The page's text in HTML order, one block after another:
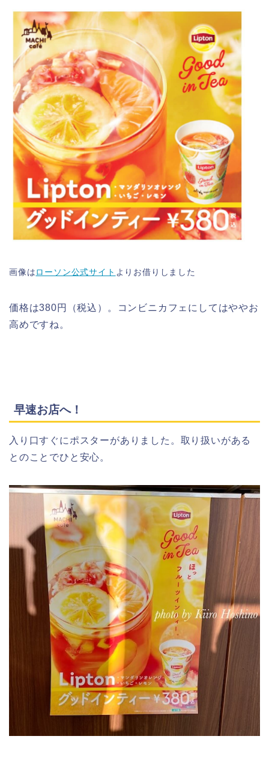
画像はローソン公式サイト よりお借りしました
価格は380円（税込）。コンビニカフェにしてはややお
高めですね。
早速お店へ！
入り口すぐにポスターがありました。取り扱いがある
とのことでひと安心。